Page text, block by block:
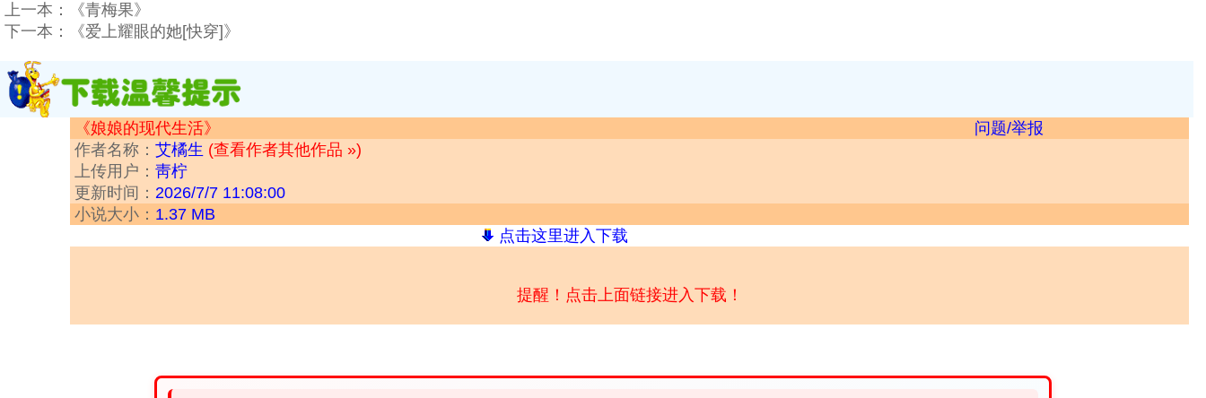
上一本：
《青梅果》
下一本：
《爱上耀眼的她[快穿]》
《娘娘的现代生活》
问题/举报
作者名称： 艾橘生 (查看作者其他作品 »)
上传用户： 靑柠
更新时间： 2026/7/7 11:08:00
小说大小： 1.37 MB
点击这里进入下载
提醒！点击上面链接进入下载！